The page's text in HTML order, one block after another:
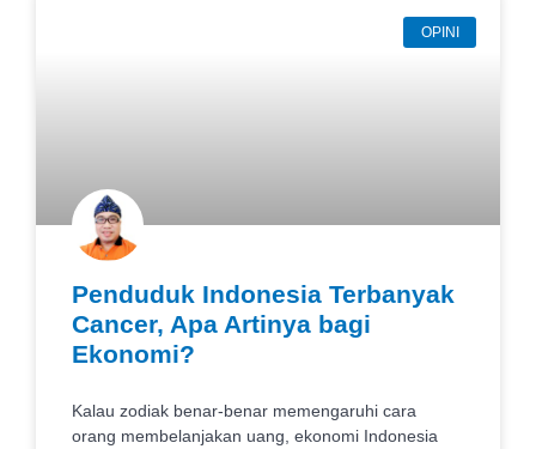
OPINI
Penduduk Indonesia Terbanyak
Cancer, Apa Artinya bagi
Ekonomi?
Kalau zodiak benar-benar memengaruhi cara
orang membelanjakan uang, ekonomi Indonesia